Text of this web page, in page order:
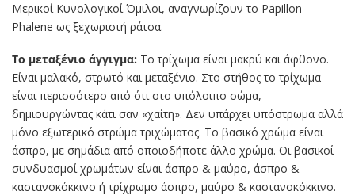
Μερικοί Κυνολογικοί Όμιλοι, αναγνωρίζουν το Papillon
Phalene ως ξεχωριστή ράτσα.
Το μεταξένιο άγγιγμα: Το τρίχωμα είναι μακρύ και άφθονο.
Είναι μαλακό, στρωτό και μεταξένιο. Στο στήθος το τρίχωμα
είναι περισσότερο από ότι στο υπόλοιπο σώμα,
δημιουργώντας κάτι σαν «χαίτη». Δεν υπάρχει υπόστρωμα αλλά
μόνο εξωτερικό στρώμα τριχώματος. Το βασικό χρώμα είναι
άσπρο, με σημάδια από οποιοδήποτε άλλο χρώμα. Οι βασικοί
συνδυασμοί χρωμάτων είναι άσπρο & μαύρο, άσπρο &
καστανοκόκκινο ή τρίχρωμο άσπρο, μαύρο & καστανοκόκκινο.